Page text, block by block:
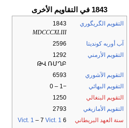
1843 في التقاويم الأخرى
التقويم الگريگوري
1843
MDCCCXLIII
آب أوربه كونديتا
2596
التقويم الأرمني
1292
ԹՎ ՌՄՂԲ
التقويم الآشوري
6593
التقويم البهائي
−1 – 0
التقويم البنغالي
1250
التقويم الأمازيغي
2793
سنة العهد البريطاني
6
Vict. 1 – 7 Vict. 1